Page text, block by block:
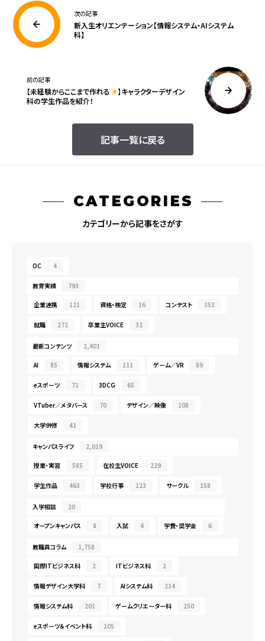
次の記事
新入生オリエンテーション【情報システム・AIシステム
科】
記事一覧に戻る
前の記事
【未経験からここまで作れる
】キャラクターデザイン
科の学生作品を紹介！
CATEGORIES
カテゴリーから記事をさがす
OC 4
教育実績 793
企業連携 121 資格・検定 16 コンテスト 353
就職 272 卒業生VOICE 32
最新コンテンツ 2,401
AI 85 情報システム 111 ゲーム／VR 89
eスポーツ 71 3DCG 65
VTuber／メタバース 70 デザイン／映像 108
大学併修 41
キャンパスライフ 2,019
授業・実習 585 在校生VOICE 229
学生作品 463 学校行事 123 サークル 158
入学相談 20
オープンキャンパス 8 入試 4 学費・奨学金 6
教職員コラム 1,758
国際ITビジネス科 2 ITビジネス科 2
情報デザイン大学科 7 AIシステム科 214
情報システム科 201 ゲームクリエーター科 250
eスポーツ＆イベント科 105